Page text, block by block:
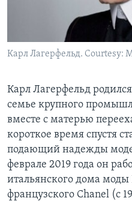
Карл Лагерфельд. Courtesy:
Карл Лагерфельд
семье крупного
вместе с матерью
короткое время спустя
подающий надежды
феврале 2019 года он
итальянского дома моды
французского Chanel (с